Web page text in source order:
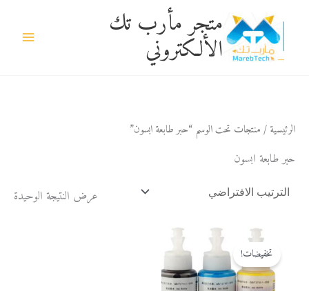
المحتوى
متجر مأرب تك
الألكتروني
الرئيسية/ منتجات تحت الوسم “حبر طابعة ابسون”
حبر طابعة ابسون
عرض النتيجة الوحيدة
تخفيضات!
الأصلي
هو:
3 $.
السعر
الحالي
هو:
2 $.